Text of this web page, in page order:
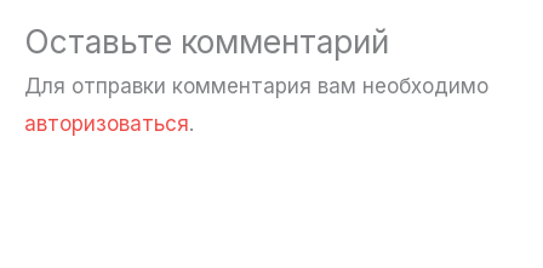
Оставьте комментарий
Для отправки комментария вам необходимо
авторизоваться.